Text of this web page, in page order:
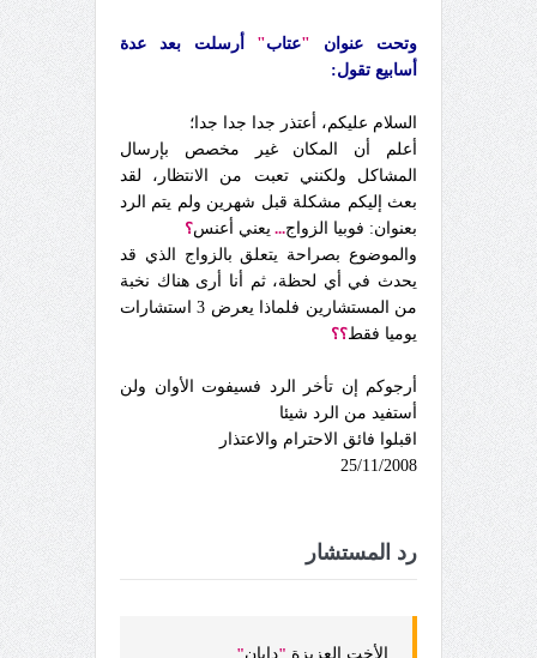
وتحت عنوان "عتاب" أرسلت بعد عدة
أسابيع تقول:
السلام عليكم، أعتذر جدا جدا جدا؛
أعلم أن المكان غير مخصص بإرسال
المشاكل ولكنني تعبت من الانتظار، لقد
بعث إليكم مشكلة قبل شهرين ولم يتم الرد
بعنوان: فوبيا الزواج... يعني أعنس؟
والموضوع بصراحة يتعلق بالزواج الذي قد
يحدث في أي لحظة، ثم أنا أرى هناك نخبة
من المستشارين فلماذا يعرض 3 استشارات
يوميا فقط؟؟
أرجوكم إن تأخر الرد فسيفوت الأوان ولن
أستفيد من الرد شيئا
اقبلوا فائق الاحترام والاعتذار
25/11/2008
رد المستشار
الأخت العزيزة "دايان"